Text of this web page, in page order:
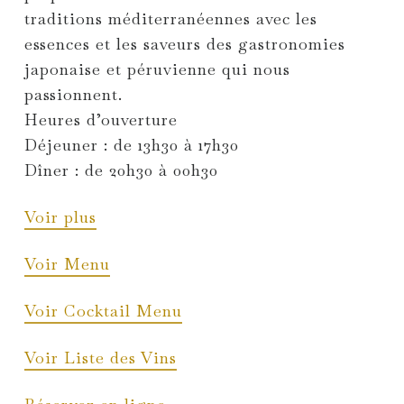
traditions méditerranéennes avec les
essences et les saveurs des gastronomies
japonaise et péruvienne qui nous
passionnent.
Heures d’ouverture
Déjeuner : de 13h30 à 17h30
Dîner : de 20h30 à 00h30
Voir plus
Voir Menu
Voir Cocktail Menu
Voir Liste des Vins